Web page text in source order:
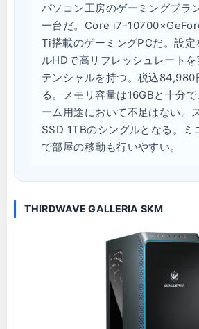
パソコン工房のゲーミングブラ
一台だ。Core i7-
Ti搭載のゲーミングPCだ。設定
ルHDで高リフレッシュレート
テンシャルを持つ。税込84,980
る。メモリ容量は16GBと十分
ーム用途において不足はない。
SSD 1TBのシングルとなる。ミ
で部屋の移動も行いやすい。
THIRDWAVE GALLERIA SKM